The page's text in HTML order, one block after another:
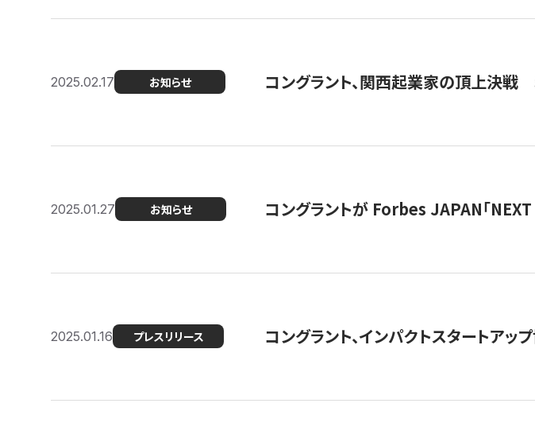
2025.02.17 お知らせ コングラント、関西起業家の頂上決
2025.01.27 お知らせ コングラントが Forbes JAPAN「
2025.01.16 プレスリリース コングラント、インパクトスタートア